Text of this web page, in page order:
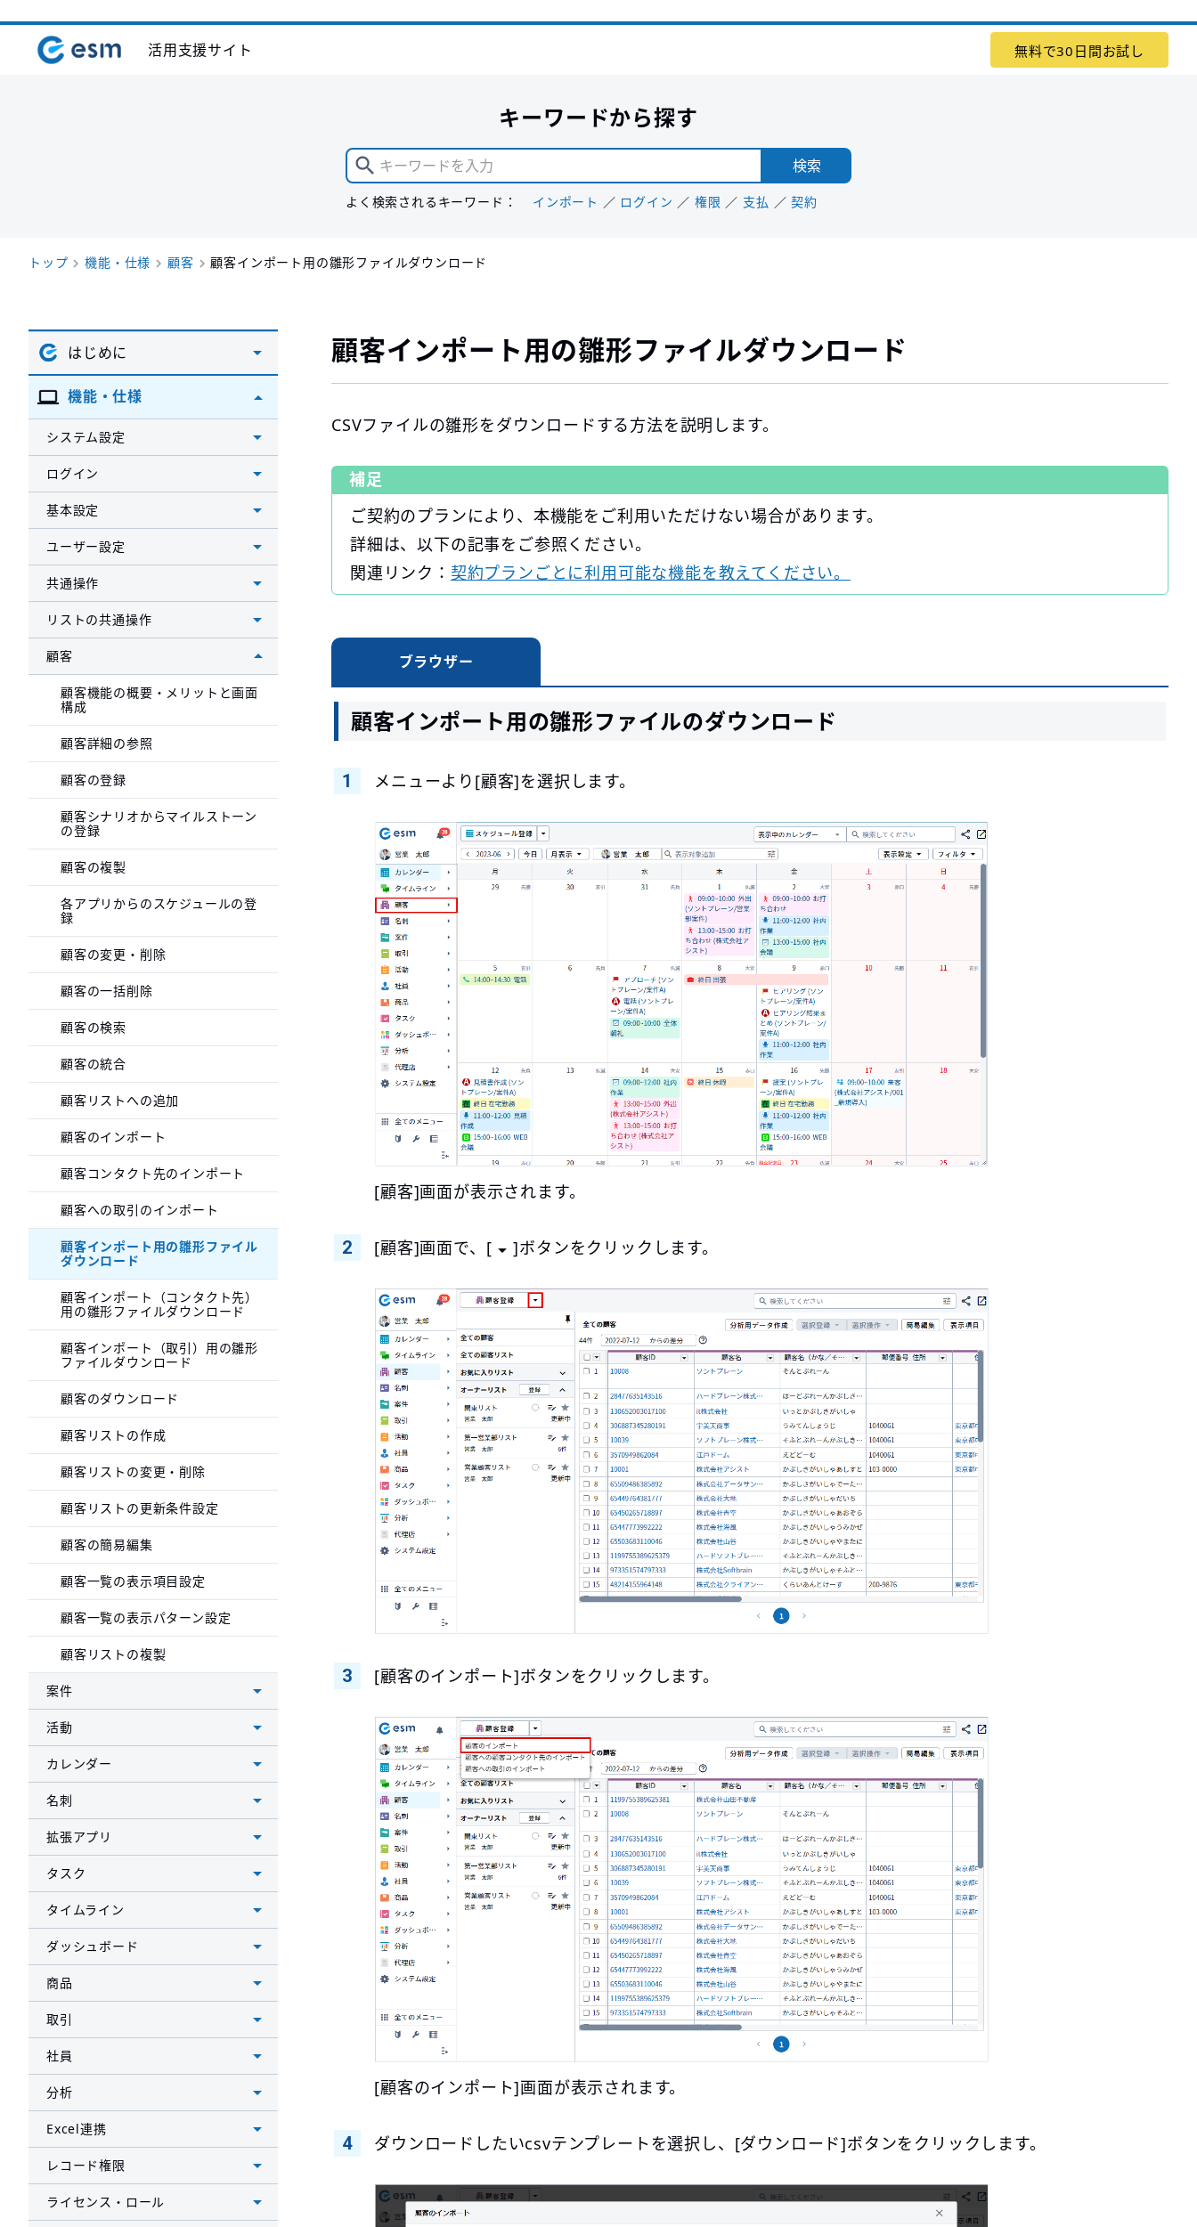
活用支援サイト 無料で30日間お試し
キーワードから探す
検索
よく検索されるキーワード： インポート ログイン 権限 支払 契約
トップ 機能・仕様 顧客 顧客インポート用の雛形ファイルダウンロード
顧客インポート用の雛形ファイルダウンロード
CSVファイルの雛形をダウンロードする方法を説明します。
補足
ご契約のプランにより、本機能をご利用いただけない場合があります。
詳細は、以下の記事をご参照ください。
関連リンク： 契約プランごとに利用可能な機能を教えてください。
ブラウザー
顧客インポート用の雛形ファイルのダウンロード
メニューより[顧客]を選択します。
[顧客]画面が表示されます。
[顧客]画面で、[ ]ボタンをクリックします。
[顧客のインポート]ボタンをクリックします。
[顧客のインポート]画面が表示されます。
ダウンロードしたいcsvテンプレートを選択し、[ダウンロード]ボタンをクリックします。
はじめに
機能・仕様
システム設定
ログイン
基本設定
ユーザー設定
共通操作
リストの共通操作
顧客
顧客機能の概要・メリットと画面
構成
顧客詳細の参照
顧客の登録
顧客シナリオからマイルストーン
の登録
顧客の複製
各アプリからのスケジュールの登
録
顧客の変更・削除
顧客の一括削除
顧客の検索
顧客の統合
顧客リストへの追加
顧客のインポート
顧客コンタクト先のインポート
顧客への取引のインポート
顧客インポート用の雛形ファイル
ダウンロード
顧客インポート（コンタクト先）
用の雛形ファイルダウンロード
顧客インポート（取引）用の雛形
ファイルダウンロード
顧客のダウンロード
顧客リストの作成
顧客リストの変更・削除
顧客リストの更新条件設定
顧客の簡易編集
顧客一覧の表示項目設定
顧客一覧の表示パターン設定
顧客リストの複製
案件
活動
カレンダー
名刺
拡張アプリ
タスク
タイムライン
ダッシュボード
商品
取引
社員
分析
Excel連携
レコード権限
ライセンス・ロール